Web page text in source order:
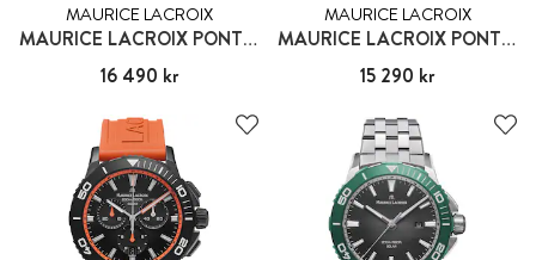
MAURICE LACROIX
MAURICE LACROIX PONTOS
Pris: 16 490 kr
16 490 kr
MAURICE LACROIX
MAURICE LACROIX PONTOS
Pris: 15 290 kr
15 290 kr